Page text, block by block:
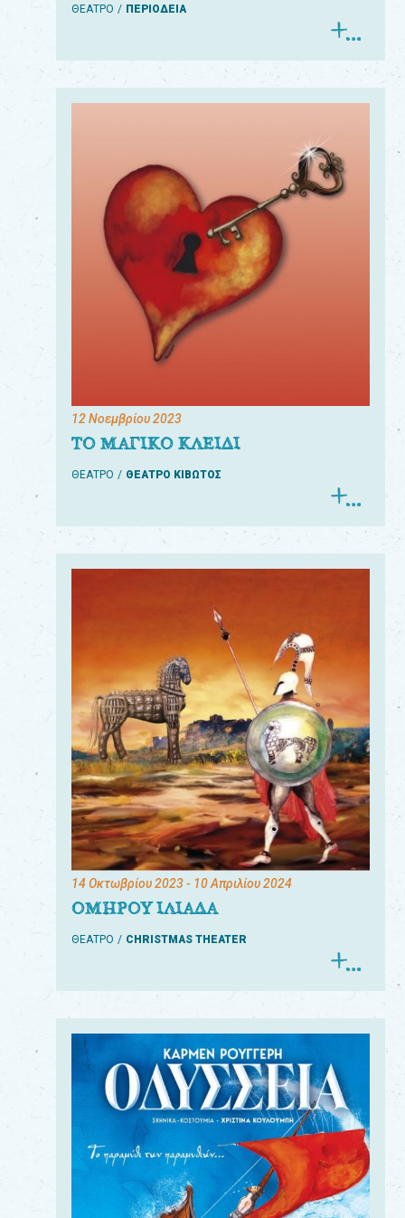
ΘΕΑΤΡΟ ΠΕΡΙΟΔΕΙΑ
12 Νοεμβρίου 2023
ΤΟ ΜΑΓΙΚΟ ΚΛΕΙΔΙ
ΘΕΑΤΡΟ ΘΕΑΤΡΟ ΚΙΒΩΤΟΣ
14 Οκτωβρίου 2023- 10 Απριλίου 2024
ΟΜΗΡΟΥ ΙΛΙΑΔΑ
ΘΕΑΤΡΟ CHRISTMAS THEATER